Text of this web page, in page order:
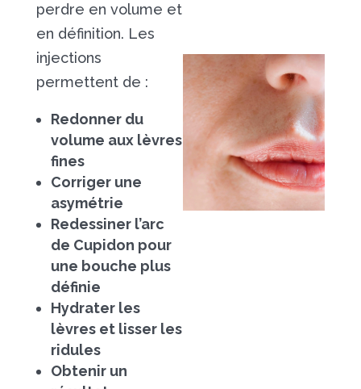
perdre en volume et
en définition. Les
injections
permettent de :
Redonner du
volume aux lèvres
fines
Corriger une
asymétrie
Redessiner l’arc
de Cupidon pour
une bouche plus
définie
Hydrater les
lèvres et lisser les
ridules
Obtenir un